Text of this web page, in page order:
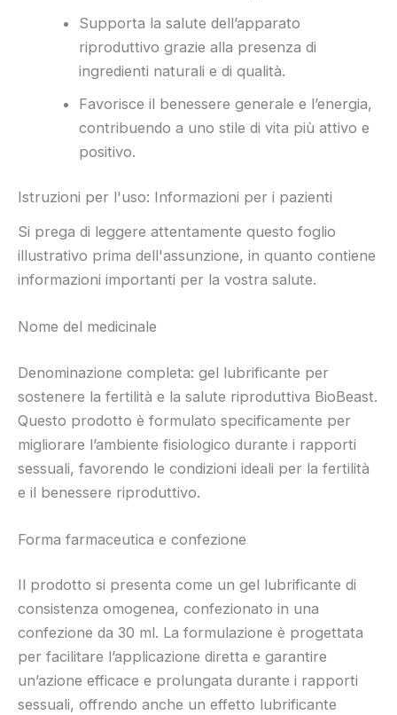
Supporta la salute dell’apparato
riproduttivo grazie alla presenza di
ingredienti naturali e di qualità.
Favorisce il benessere generale e l’energia,
contribuendo a uno stile di vita più attivo e
positivo.
Istruzioni per l'uso: Informazioni per i pazienti
Si prega di leggere attentamente questo foglio
illustrativo prima dell'assunzione, in quanto contiene
informazioni importanti per la vostra salute.
Nome del medicinale
Denominazione completa: gel lubrificante per
sostenere la fertilità e la salute riproduttiva BioBeast.
Questo prodotto è formulato specificamente per
migliorare l’ambiente fisiologico durante i rapporti
sessuali, favorendo le condizioni ideali per la fertilità
e il benessere riproduttivo.
Forma farmaceutica e confezione
Il prodotto si presenta come un gel lubrificante di
consistenza omogenea, confezionato in una
confezione da 30 ml. La formulazione è progettata
per facilitare l’applicazione diretta e garantire
un’azione efficace e prolungata durante i rapporti
sessuali, offrendo anche un effetto lubrificante